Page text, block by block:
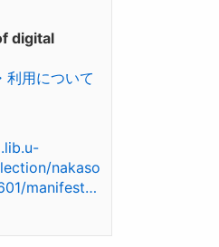
digital
利用について
nakaso
manifest…